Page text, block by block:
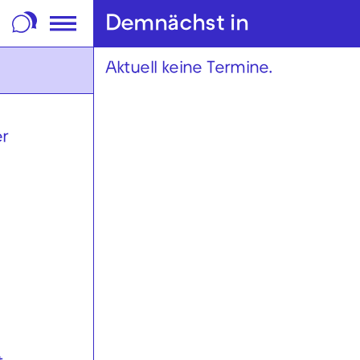
Footer springen
Demnächst in
Aktuell keine Termine.